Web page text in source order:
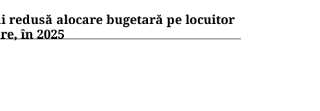
redusă alocare bugetară pe locuitor
în 2025